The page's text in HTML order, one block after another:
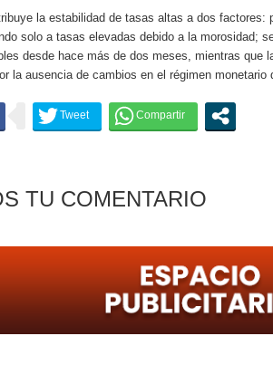
la estabilidad de tasas altas a dos
solo a tasas elevadas debido a la morosidad;
desde hace más de dos meses, mientras que
la ausencia de cambios en el régimen monetario
TU COMENTARIO